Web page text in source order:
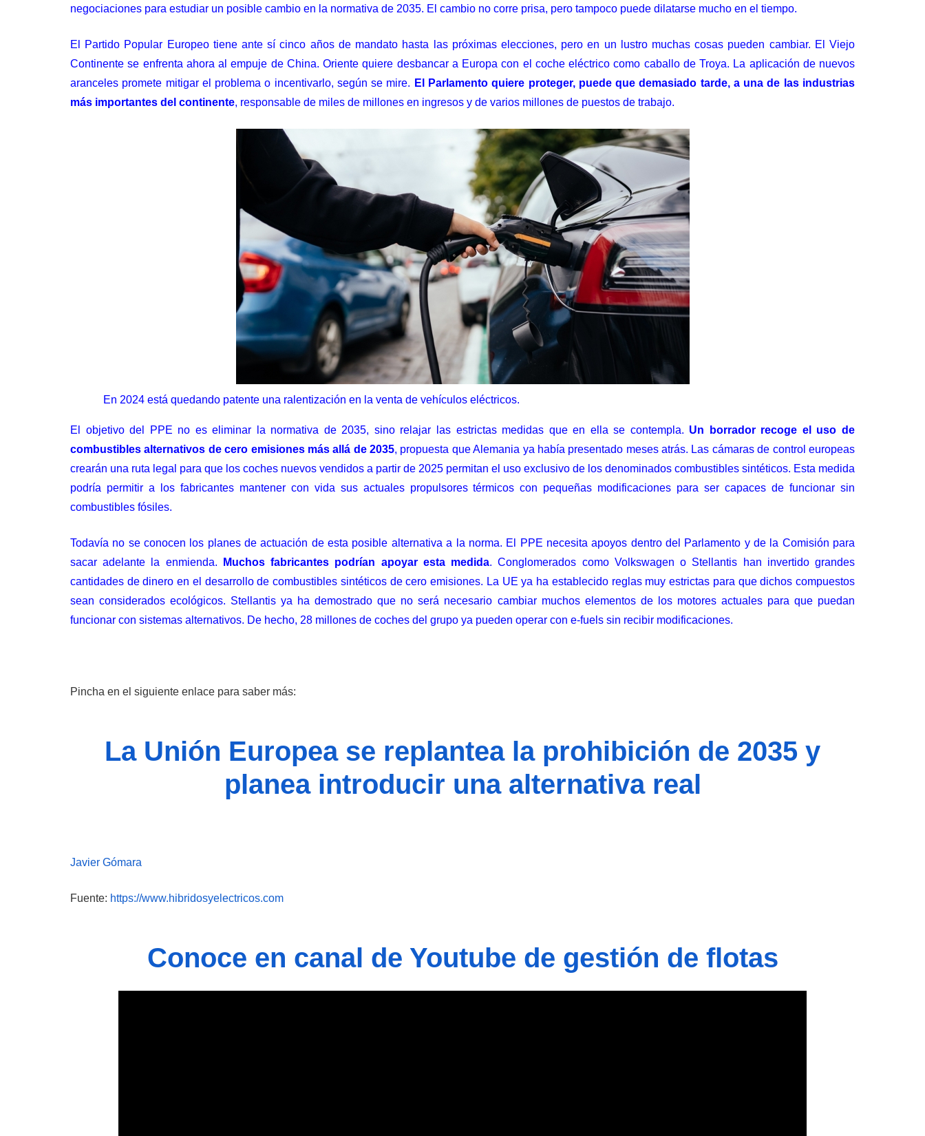
negociaciones para estudiar un posible cambio en la normativa de 2035. El cambio no corre prisa, pero tampoco puede dilatarse mucho en el tiempo.
El Partido Popular Europeo tiene ante sí cinco años de mandato hasta las próximas elecciones, pero en un lustro muchas cosas pueden cambiar. El Viejo
Continente se enfrenta ahora al empuje de China. Oriente quiere desbancar a Europa con el coche eléctrico como caballo de Troya. La aplicación de nuevos
aranceles promete mitigar el problema o incentivarlo, según se mire. El Parlamento quiere proteger, puede que demasiado tarde, a una de las industrias
más importantes del continente, responsable de miles de millones en ingresos y de varios millones de puestos de trabajo.
En 2024 está quedando patente una ralentización en la venta de vehículos eléctricos.
El objetivo del PPE no es eliminar la normativa de 2035, sino relajar las estrictas medidas que en ella se contempla. Un borrador recoge el uso de
combustibles alternativos de cero emisiones más allá de 2035, propuesta que Alemania ya había presentado meses atrás. Las cámaras de control europeas
crearán una ruta legal para que los coches nuevos vendidos a partir de 2025 permitan el uso exclusivo de los denominados combustibles sintéticos. Esta medida
podría permitir a los fabricantes mantener con vida sus actuales propulsores térmicos con pequeñas modificaciones para ser capaces de funcionar sin
combustibles fósiles.
Todavía no se conocen los planes de actuación de esta posible alternativa a la norma. El PPE necesita apoyos dentro del Parlamento y de la Comisión para
sacar adelante la enmienda.
Muchos fabricantes podrían apoyar esta medida. Conglomerados como Volkswagen o Stellantis han invertido grandes
cantidades de dinero en el desarrollo de combustibles sintéticos de cero emisiones. La UE ya ha establecido reglas muy estrictas para que dichos compuestos
sean considerados ecológicos. Stellantis ya ha demostrado que no será necesario cambiar muchos elementos de los motores actuales para que puedan
funcionar con sistemas alternativos. De hecho, 28 millones de coches del grupo ya pueden operar con e-fuels sin recibir modificaciones.
Pincha en el siguiente enlace para saber más:
La Unión Europea se replantea la prohibición de 2035 y
planea introducir una alternativa real
Javier Gómara
Fuente: https://www.hibridosyelectricos.com
Conoce en canal de Youtube de gestión de flotas